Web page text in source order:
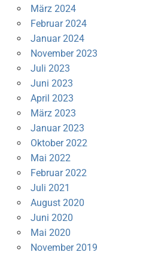
März 2024
Februar 2024
Januar 2024
November 2023
Juli 2023
Juni 2023
April 2023
März 2023
Januar 2023
Oktober 2022
Mai 2022
Februar 2022
Juli 2021
August 2020
Juni 2020
Mai 2020
November 2019